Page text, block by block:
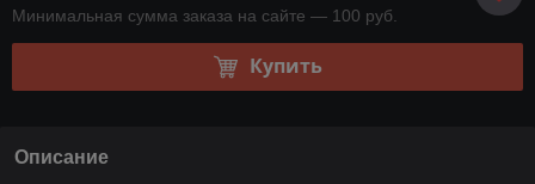
Минимальная сумма заказа на сайте — 100 руб.
Купить
Описание